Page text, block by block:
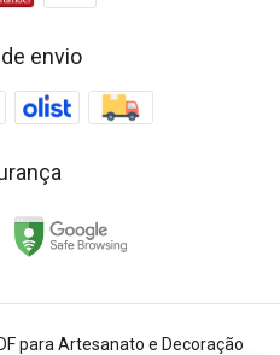
envio
para Artesanato e Decoração